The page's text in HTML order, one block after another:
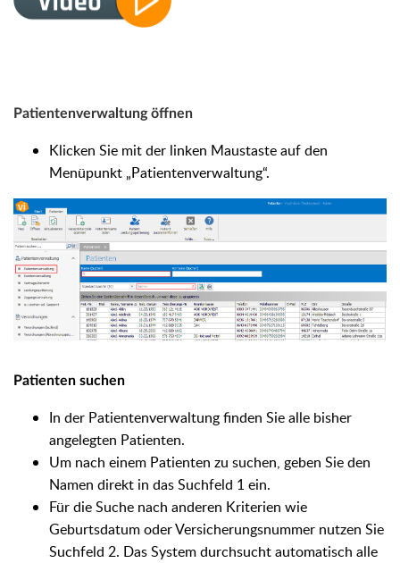
Patientenverwaltung öffnen
Klicken Sie mit der linken Maustaste auf den
Menüpunkt „Patientenverwaltung“.
Patienten suchen
In der Patientenverwaltung finden Sie alle bisher
angelegten Patienten.
Um nach einem Patienten zu suchen, geben Sie den
Namen direkt in das Suchfeld 1 ein.
Für die Suche nach anderen Kriterien wie
Geburtsdatum oder Versicherungsnummer nutzen Sie
Suchfeld 2. Das System durchsucht automatisch alle